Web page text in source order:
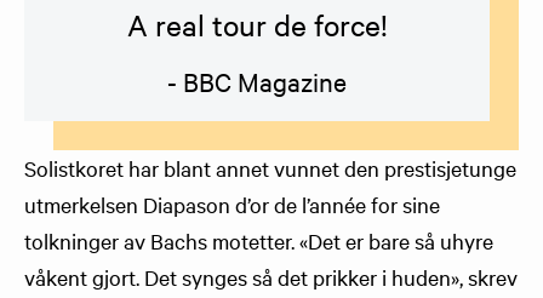
A real tour de force!
- BBC Magazine
Solistkoret har blant annet vunnet den prestisjetunge
utmerkelsen Diapason d’or de l’année for sine
tolkninger av Bachs motetter. «Det er bare så uhyre
våkent gjort. Det synges så det prikker i huden», skrev